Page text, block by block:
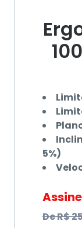
5%)
DeR$